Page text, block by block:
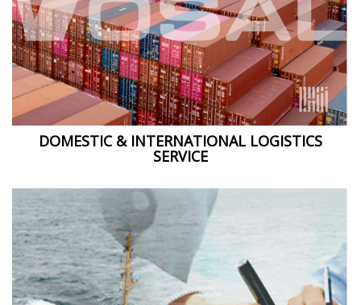
DOMESTIC & INTERNATIONAL LOGISTICS
SERVICE